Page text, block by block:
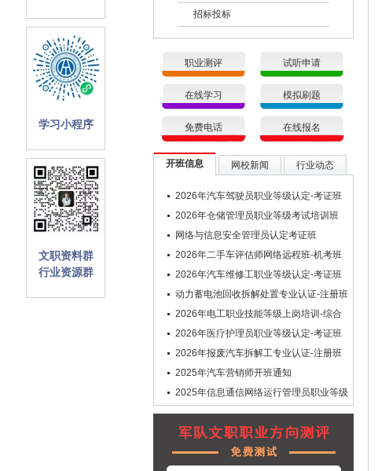
招标投标
职业测评 试听申请
在线学习 模拟刷题
免费电话 在线报名
开班信息 网校新闻 行业动态
2026年汽车驾驶员职业等级认定-考证班
2026年仓储管理员职业等级考试培训班
网络与信息安全管理员认定考证班
2026年二手车评估师网络远程班-机考班
2026年汽车维修工职业等级认定-考证班
动力蓄电池回收拆解处置专业认证-注册班
2026年电工职业技能等级上岗培训-综合
班
2026年医疗护理员职业等级认定-考证班
2026年报废汽车拆解工专业认证-注册班
2025年汽车营销师开班通知
2025年信息通信网络运行管理员职业等级
认定-考证班
学习小程序
文职资料群
行业资源群